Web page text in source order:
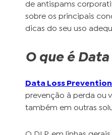
de antispams
sobre os principais
dicas do seu uso
O que é Data
Data Loss Prevention
prevenção à perda ou
também em outras